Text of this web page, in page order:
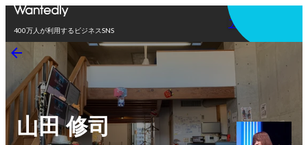
400万人が利用するビジネスSNS
アプリを使う
山田 修司